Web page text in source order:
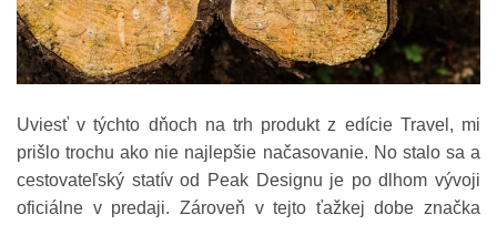
Uviesť v týchto dňoch na trh produkt z edície Travel, mi
prišlo trochu ako nie najlepšie načasovanie. No stalo sa a
cestovateľský statív od Peak Designu je po dlhom vývoji
oficiálne v predaji. Zároveň v tejto ťažkej dobe značka